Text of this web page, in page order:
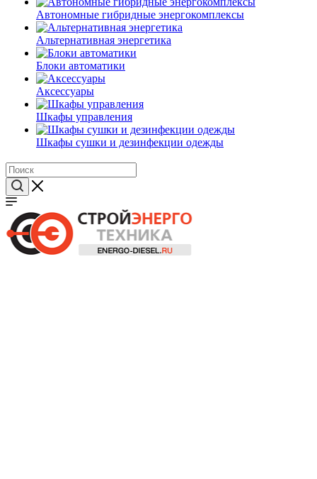
Автономные гибридные энергокомплексы
Альтернативная энергетика
Блоки автоматики
Аксессуары
Шкафы управления
Шкафы сушки и дезинфекции одежды